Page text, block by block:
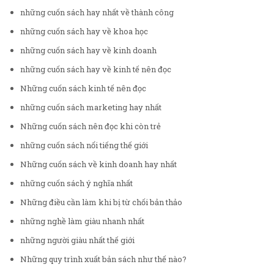
những cuốn sách hay nhất về thành công
những cuốn sách hay về khoa học
những cuốn sách hay về kinh doanh
những cuốn sách hay về kinh tế nên đọc
Những cuốn sách kinh tế nên đọc
những cuốn sách marketing hay nhất
Những cuốn sách nên đọc khi còn trẻ
những cuốn sách nổi tiếng thế giới
Những cuốn sách về kinh doanh hay nhất
những cuốn sách ý nghĩa nhất
Những điều cần làm khi bị từ chối bản thảo
những nghề làm giàu nhanh nhất
những người giàu nhất thế giới
Những quy trình xuất bản sách như thế nào?